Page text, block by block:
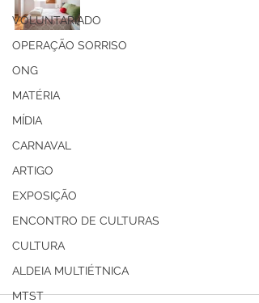
VOLUNTARIADO
OPERAÇÃO SORRISO
ONG
MATÉRIA
MÍDIA
CARNAVAL
ARTIGO
EXPOSIÇÃO
ENCONTRO DE CULTURAS
CULTURA
ALDEIA MULTIÉTNICA
MTST